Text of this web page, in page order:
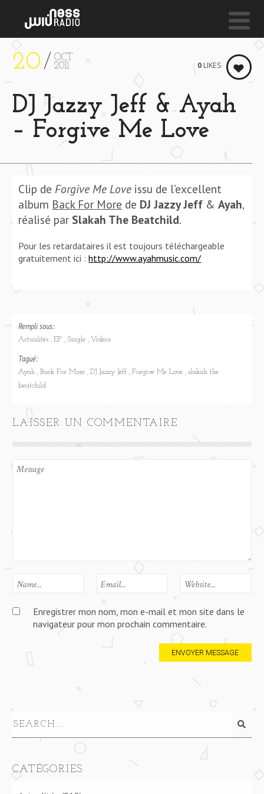
Xavier OmäR & Sango
NESS LIVE !
20
OCT
2011
DJ Jazzy Jeff & Ayah
– Forgive Me Love
0 LIKES
Clip de Forgive Me Love issu de l’excellent
album Back For More de DJ Jazzy Jeff &Ayah,
réalisé par Slakah The Beatchild.
Pour les retardataires il est toujours téléchargeable
gratuitement ici :http://www.ayahmusic.com/
Rempli sous:
Actualités EP. Single Vidéos
Tagué:
Ayah Back For More DJ Jazzy Jeff Forgive Me Love
slakah the
beatchild
LAISSER UN COMMENTAIRE
Enregistrer mon nom, mon e-mail et mon site dans le
navigateur pour mon prochain commentaire.
CATÉGORIES